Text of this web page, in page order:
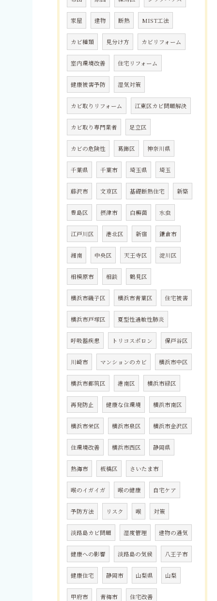
家屋 建物 断熱 MIST工法
カビ種類 見分け方 カビリフォーム
室内環境改善 住宅リフォーム
健康被害予防 湿気対策
カビ取りリフォーム 江東区カビ問題解決
カビ取り専門業者 足立区
カビの危険性 葛飾区 神奈川県
千葉県 千葉市 埼玉県 埼玉
藤沢市 文京区 基礎断熱住宅 新築
豊島区 摂津市 白癬菌 水虫
江戸川区 港北区 新宿 鎌倉市
湘南 中央区 天王寺区 淀川区
相模原市 相談 鶴見区
横浜市磯子区 横浜市青葉区 住宅被害
横浜市戸塚区 夏型性過敏性肺炎
呼吸器疾患 トリコスポロン 保戸谷区
川崎市 マンションのカビ 横浜市中区
横浜市都筑区 港南区 横浜市緑区
再発防止 健康な住環境 横浜市南区
横浜市栄区 横浜市泉区 横浜市金沢区
住環境改善 横浜市西区 静岡県
熱海市 板橋区 さいたま市
喉のイガイガ 喉の健康 自宅ケア
予防方法 リスク 喉 対策
淡路島カビ問題 湿度管理 建物の通気
健康への影響 淡路島の気候 八王子市
健康住宅 静岡市 山梨県 山梨
甲府市 青梅市 住宅改善